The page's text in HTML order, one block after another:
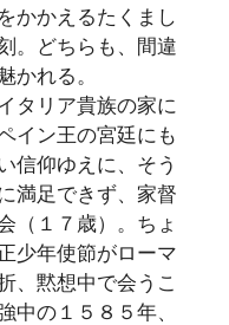
かかえるたくまし
。どちらも、間違
かれる。
タリア貴族の家に
イン王の宮廷にも
信仰ゆえに、そう
満足できず、家督
（１７歳）。ちょ
少年使節がローマ
、黙想中で会うこ
中の１５８５年、